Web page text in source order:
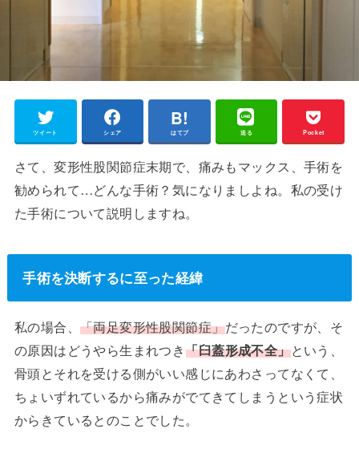
ツイート シェア はてブ 送る Pocket
さて、変形性股関節症末期で、痛みもマックス、手術を
勧められて…どんな手術？気になりましよね。私の受け
た手術について説明しますね。
手術を決断するに至った経緯
私の場合、 「両足変形性股関節症」だったのですが、そ
の原因はどうやら生まれつき「臼蓋形成不全」という、
骨頭とそれを受ける側がいい感じにあわさってなくて、
ちょいずれているから痛みがでてきてしまうという症状
からきているとのことでした。